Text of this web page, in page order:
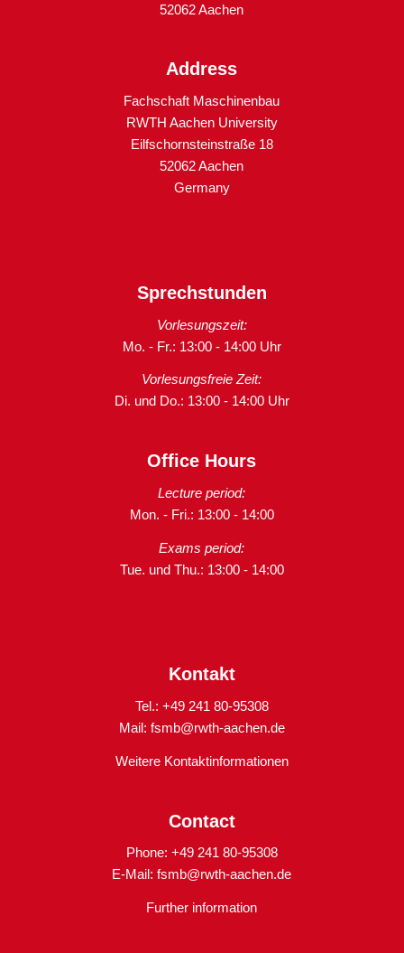
52062 Aachen
Address
Fachschaft Maschinenbau
RWTH Aachen University
Eilfschornsteinstraße 18
52062 Aachen
Germany
Sprechstunden
Vorlesungszeit:
Mo. - Fr.: 13:00 - 14:00 Uhr
Vorlesungsfreie Zeit:
Di. und Do.: 13:00 - 14:00 Uhr
Office Hours
Lecture period:
Mon. - Fri.: 13:00 - 14:00
Exams period:
Tue. und Thu.: 13:00 - 14:00
Kontakt
Tel.: +49 241 80-95308
Mail: fsmb@rwth-aachen.de
Weitere Kontaktinformationen
Contact
Phone: +49 241 80-95308
E-Mail:fsmb@rwth-aachen.de
Further information